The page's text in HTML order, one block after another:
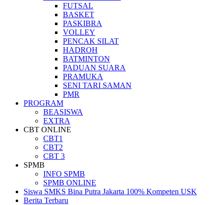
FUTSAL
BASKET
PASKIBRA
VOLLEY
PENCAK SILAT
HADROH
BATMINTON
PADUAN SUARA
PRAMUKA
SENI TARI SAMAN
PMR
PROGRAM
BEASISWA
EXTRA
CBT ONLINE
CBT1
CBT2
CBT 3
SPMB
INFO SPMB
SPMB ONLINE
Siswa SMKS Bina Putra Jakarta 100% Kompeten USK
Berita Terbaru